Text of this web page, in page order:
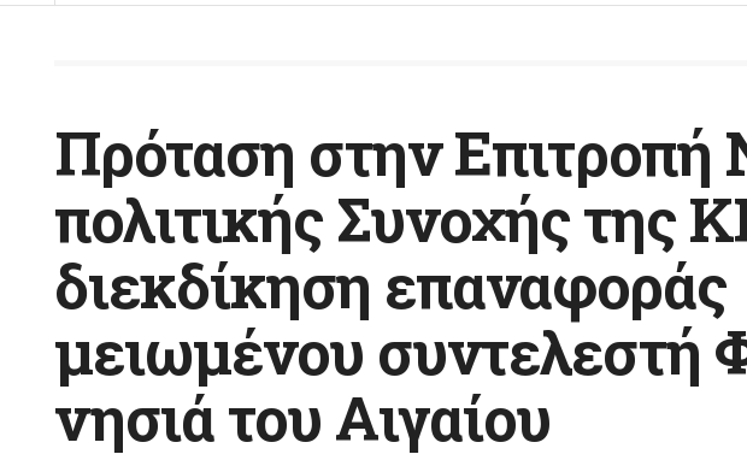
Πρόταση στην
πολιτικής Συνοχής της
διεκδίκηση επαναφοράς
μειωμένου συντελεστή
νησιά του Αιγαίου